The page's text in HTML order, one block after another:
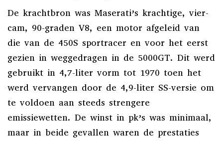
De krachtbron was Maserati’s krachtige, vier-
cam, 90-graden V8, een motor afgeleid van
die van de 450S sportracer en voor het eerst
gezien in weggedragen in de 5000GT. Dit werd
gebruikt in 4,7-liter vorm tot 1970 toen het
werd vervangen door de 4,9-liter SS-versie om
te voldoen aan steeds strengere
emissiewetten. De winst in pk’s was minimaal,
maar in beide gevallen waren de prestaties